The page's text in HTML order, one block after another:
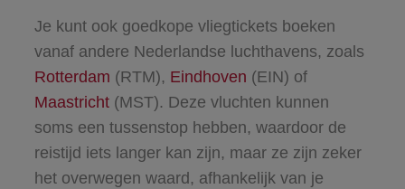
Je kunt ook goedkope vliegtickets boeken
vanaf andere Nederlandse luchthavens, zoals
Rotterdam (RTM), Eindhoven (EIN) of
Maastricht(MST). Deze vluchten kunnen
soms een tussenstop hebben, waardoor de
reistijd iets langer kan zijn, maar ze zijn zeker
het overwegen waard, afhankelijk van je